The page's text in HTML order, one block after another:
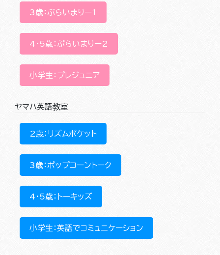
3歳：ぷらいまりー1
4･5歳：ぷらいまりー2
小学生：プレジュニア
ヤマハ英語教室
2歳：リズムポケット
3歳：ポップコーントーク
4・5歳：トーキッズ
小学生：英語でコミュニケーション